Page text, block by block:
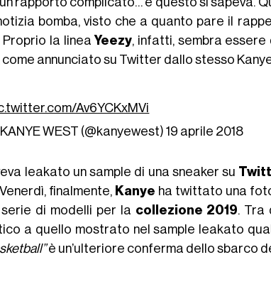
bomba, visto che a quanto pare il
Proprio la lineaYeezy , infatti, sembra
, come annunciato su Twitter dallo stesso
Av6YCKxMVi
WEST (@kanyewest)19 aprile 2018
leakato un sample di una sneaker su
finalmente, Kanye ha twittato una
di modelli per la collezione 2019. Tra
a quello mostrato nel sample leakato
è un’ulteriore conferma dello sbarco